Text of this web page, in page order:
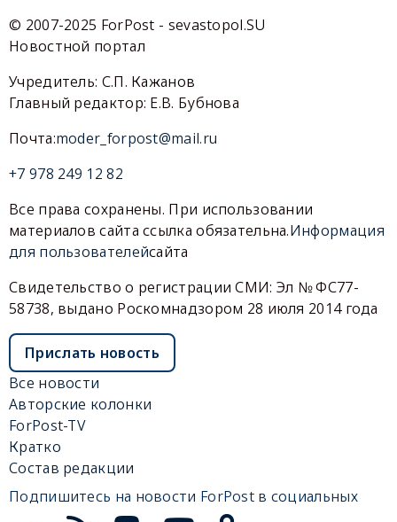
© 2007-2025 ForPost - sevastopol.SU
Новостной портал
Учредитель: С.П. Кажанов
Главный редактор: Е.В. Бубнова
Почта:moder_forpost@mail.ru
+7 978 249 12 82
Все права сохранены. При использовании
материалов сайта ссылка обязательна.Информация
для пользователейсайта
Свидетельство о регистрации СМИ: Эл № ФС77-
58738, выдано Роскомнадзором 28 июля 2014 года
Прислать новость
Все новости
Авторские колонки
ForPost-TV
Кратко
Состав редакции
Подпишитесь на новости ForPost в социальных